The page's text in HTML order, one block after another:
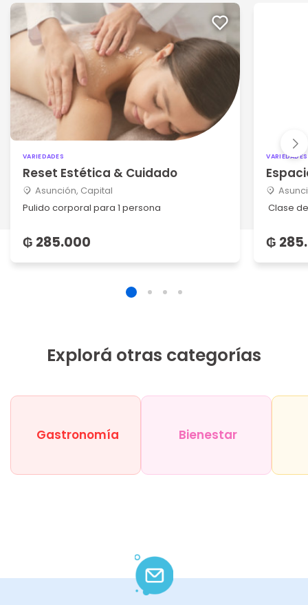
VARIEDADES
Reset Estética & Cuidado
Asunción, Capital
Pulido corporal para 1 persona
₲ 285.000
VARIEDADES
Clase
₲
Explorá otras categorías
Gastronomía Bienestar